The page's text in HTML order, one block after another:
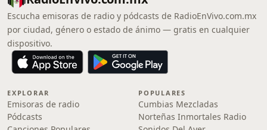
Escucha emisoras de radio y pódcasts de RadioEnVivo.com.mx
por ciudad, género o estado de ánimo — gratis en cualquier
dispositivo.
EXPLORAR
Emisoras de radio
Pódcasts
POPULARES
Cumbias Mezcladas
Norteñas Inmortales Radio